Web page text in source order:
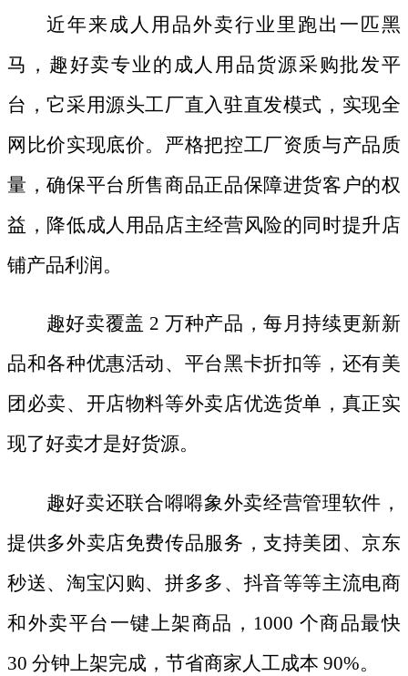
近年来成人用品外卖行业里跑出一匹黑
马，趣好卖专业的成人用品货源采购批发平
台，它采用源头工厂直入驻直发模式，实现全
网比价实现底价。严格把控工厂资质与产品质
量，确保平台所售商品正品保障进货客户的权
益，降低成人用品店主经营风险的同时提升店
铺产品利润。
趣好卖覆盖 2 万种产品，每月持续更新新
品和各种优惠活动、平台黑卡折扣等，还有美
团必卖、开店物料等外卖店优选货单，真正实
现了好卖才是好货源。
趣好卖还联合嘚嘚象外卖经营管理软件，
提供多外卖店免费传品服务，支持美团、京东
秒送、淘宝闪购、拼多多、抖音等等主流电商
和外卖平台一键上架商品， 1000 个商品最快
30 分钟上架完成，节省商家人工成本 90%。